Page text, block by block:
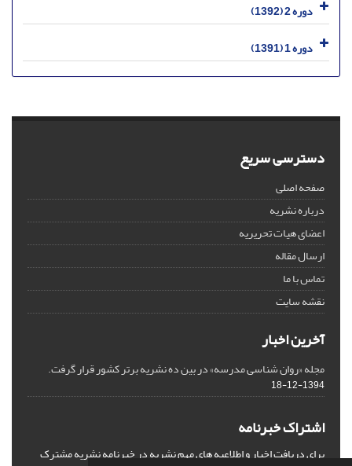
دوره 2 (1392)
دوره 1 (1391)
دسترسی سریع
صفحه اصلی
درباره نشریه
اعضای هیات تحریریه
ارسال مقاله
تماس با ما
نقشه سایت
آخرین اخبار
مجله «روان شناسی مدرسه» در بین ده نشریه برتر کشور قرار گرفت.
1394-12-18
اشتراک خبرنامه
برای دریافت اخبار و اطلاعیه های مهم نشریه در خبرنامه نشریه مشترک